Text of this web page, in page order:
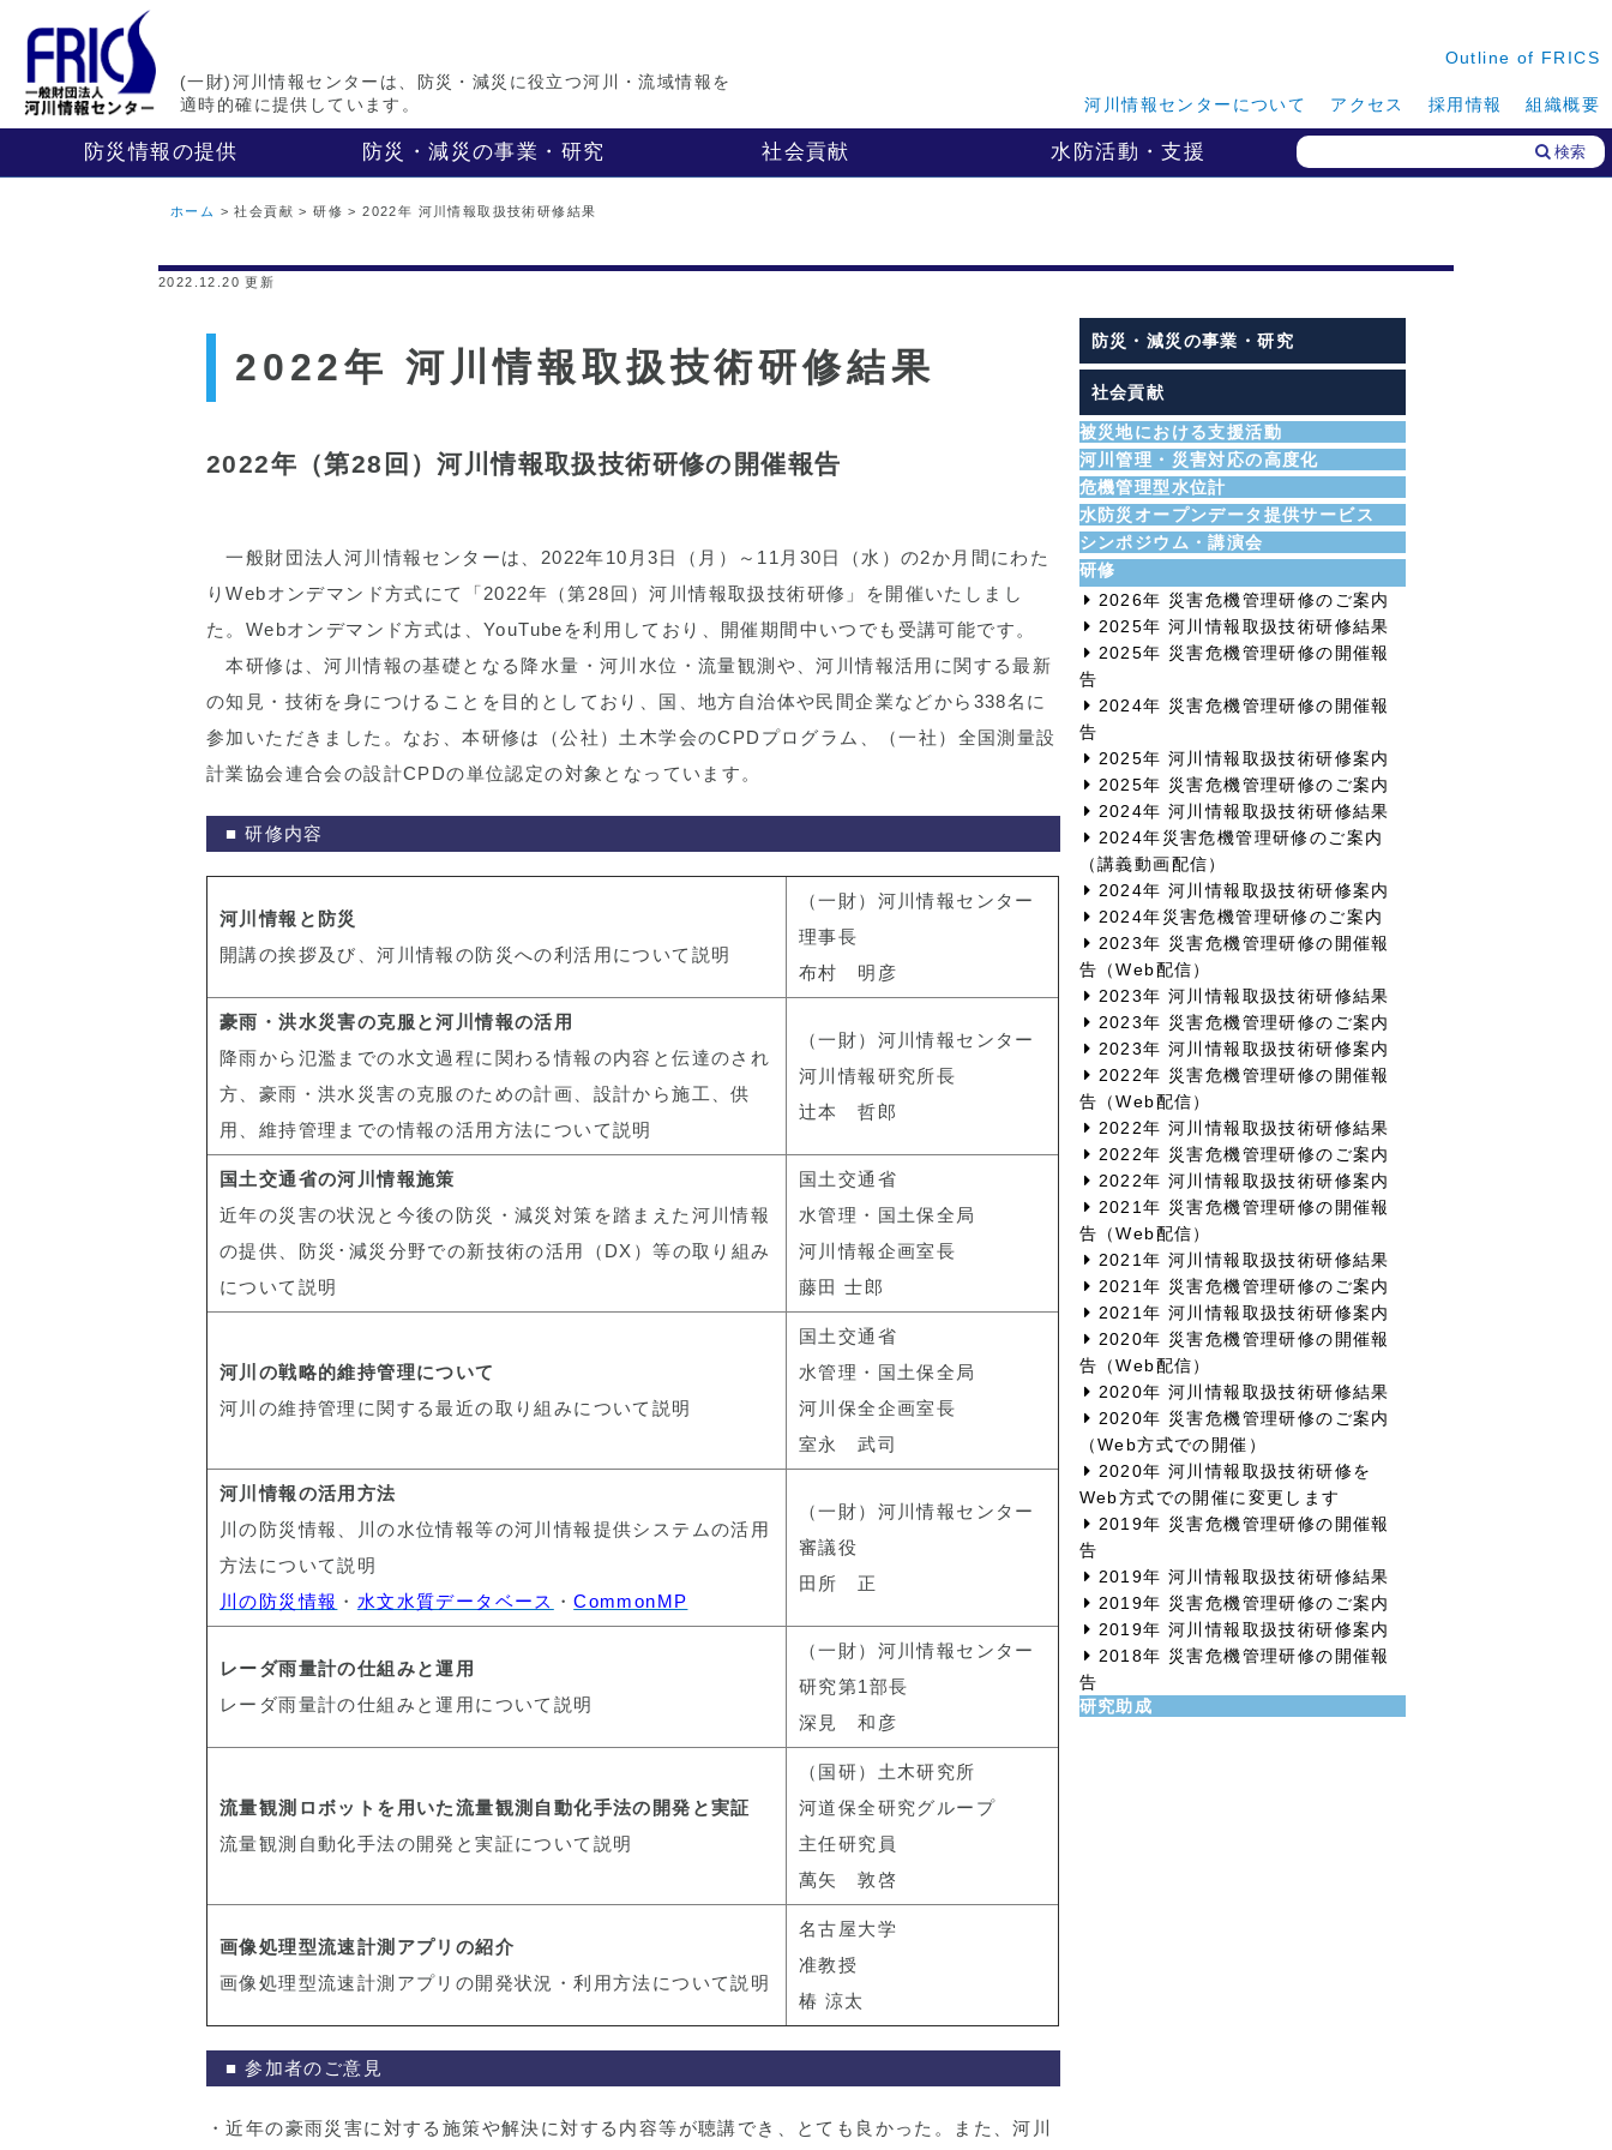
(一財)河川情報センターは、防災・減災に役立つ河川・流域情報を
適時的確に提供しています。
Outline of FRICS
河川情報センターについて アクセス 採用情報 組織概要
防災情報の提供 防災・減災の事業・研究 社会貢献 水防活動・支援 検索
ホーム > 社会貢献 > 研修 > 2022年 河川情報取扱技術研修結果
2022.12.20 更新
2022年 河川情報取扱技術研修結果
2022年（第28回）河川情報取扱技術研修の開催報告
一般財団法人河川情報センターは、2022年10月3日（月）～11月30日（水）の2か月間にわた
りWebオンデマンド方式にて「2022年（第28回）河川情報取扱技術研修」を開催いたしまし
た。Webオンデマンド方式は、YouTubeを利用しており、開催期間中いつでも受講可能です。
本研修は、河川情報の基礎となる降水量・河川水位・流量観測や、河川情報活用に関する最新
の知見・技術を身につけることを目的としており、国、地方自治体や民間企業などから338名に
参加いただきました。なお、本研修は（公社）土木学会のCPDプログラム、（一社）全国測量設
計業協会連合会の設計CPDの単位認定の対象となっています。
■ 研修内容
河川情報と防災
開講の挨拶及び、河川情報の防災への利活用について説明
（一財）河川情報センター
理事長
布村 明彦
豪雨・洪水災害の克服と河川情報の活用
降雨から氾濫までの水文過程に関わる情報の内容と伝達のされ
方、豪雨・洪水災害の克服のための計画、設計から施工、供
用、維持管理までの情報の活用方法について説明
（一財）河川情報センター
河川情報研究所長
辻本 哲郎
国土交通省の河川情報施策
近年の災害の状況と今後の防災・減災対策を踏まえた河川情報
の提供、防災･減災分野での新技術の活用（DX）等の取り組み
について説明
国⼟交通省
水管理・国土保全局
河川情報企画室長
藤田 士郎
河川の戦略的維持管理について
河川の維持管理に関する最近の取り組みについて説明
国⼟交通省
水管理・国土保全局
河川保全企画室長
室永 武司
河川情報の活用方法
川の防災情報、川の水位情報等の河川情報提供システムの活用
方法について説明
川の防災情報 ・ 水文水質データベース ・CommonMP
（一財）河川情報センター
審議役
田所 正
レーダ⾬量計の仕組みと運⽤
レーダ⾬量計の仕組みと運⽤について説明
（一財）河川情報センター
研究第1部長
深見 和彦
流量観測ロボットを用いた流量観測自動化手法の開発と実証
流量観測自動化手法の開発と実証について説明
（国研）土木研究所
河道保全研究グループ
主任研究員
萬矢 敦啓
画像処理型流速計測アプリの紹介
画像処理型流速計測アプリの開発状況・利用方法について説明
名古屋大学
准教授
椿 涼太
■ 参加者のご意見
・近年の豪雨災害に対する施策や解決に対する内容等が聴講でき、とても良かった。また、河川
防災・減災の事業・研究
社会貢献
被災地における支援活動
河川管理・災害対応の高度化
危機管理型水位計
水防災オープンデータ提供サービス
シンポジウム・講演会
研修
2026年 災害危機管理研修のご案内
2025年 河川情報取扱技術研修結果
2025年 災害危機管理研修の開催報
告
2024年 災害危機管理研修の開催報
告
2025年 河川情報取扱技術研修案内
2025年 災害危機管理研修のご案内
2024年 河川情報取扱技術研修結果
2024年災害危機管理研修のご案内
（講義動画配信）
2024年 河川情報取扱技術研修案内
2024年災害危機管理研修のご案内
2023年 災害危機管理研修の開催報
告（Web配信）
2023年 河川情報取扱技術研修結果
2023年 災害危機管理研修のご案内
2023年 河川情報取扱技術研修案内
2022年 災害危機管理研修の開催報
告（Web配信）
2022年 河川情報取扱技術研修結果
2022年 災害危機管理研修のご案内
2022年 河川情報取扱技術研修案内
2021年 災害危機管理研修の開催報
告（Web配信）
2021年 河川情報取扱技術研修結果
2021年 災害危機管理研修のご案内
2021年 河川情報取扱技術研修案内
2020年 災害危機管理研修の開催報
告（Web配信）
2020年 河川情報取扱技術研修結果
2020年 災害危機管理研修のご案内
（Web方式での開催）
2020年 河川情報取扱技術研修を
Web方式での開催に変更します
2019年 災害危機管理研修の開催報
告
2019年 河川情報取扱技術研修結果
2019年 災害危機管理研修のご案内
2019年 河川情報取扱技術研修案内
2018年 災害危機管理研修の開催報
告
研究助成